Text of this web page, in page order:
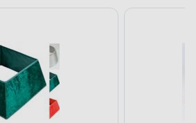
choinkowe
stojaki
stojaki żywe